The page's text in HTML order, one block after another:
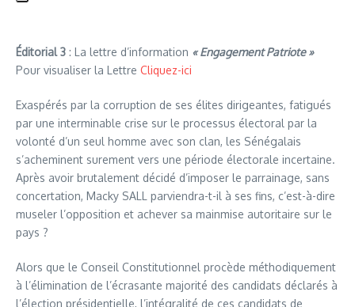
Éditorial 3 : La lettre d’information « Engagement Patriote »
Pour visualiser la Lettre Cliquez-ici
Exaspérés par la corruption de ses élites dirigeantes, fatigués
par une interminable crise sur le processus électoral par la
volonté d’un seul homme avec son clan, les Sénégalais
s’acheminent surement vers une période électorale incertaine.
Après avoir brutalement décidé d’imposer le parrainage, sans
concertation, Macky SALL parviendra-t-il à ses fins, c’est-à-dire
museler l’opposition et achever sa mainmise autoritaire sur le
pays ?
Alors que le Conseil Constitutionnel procède méthodiquement
à l’élimination de l’écrasante majorité des candidats déclarés à
l’élection présidentielle, l’intégralité de ces candidats de